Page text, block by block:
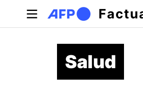
Pasar al contenido principal
Salud